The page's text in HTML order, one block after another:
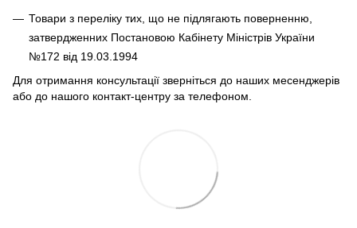
Товари з переліку тих, що не підлягають поверненню,
затвердженних Постановою Кабінету Міністрів України
№172 від 19.03.1994
Для отримання консультації зверніться до наших месенджерів
або до нашого контакт-центру за телефоном.